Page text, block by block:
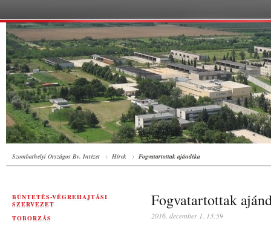
Szombathelyi Országos Bv. Intézet Hírek Fogvatartottak ajándéka
BÜNTETÉS-VÉGREHAJTÁSI
SZERVEZET
TOBORZÁS
Fogvatartottak
2016. december 1. 13:59